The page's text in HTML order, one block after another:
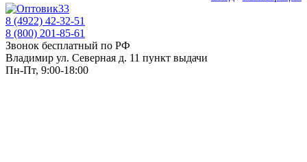
8 (4922) 42-32-51
8 (800) 201-85-61
Звонок бесплатный по РФ
Владимир ул. Северная д. 11 пункт выдачи
Пн-Пт, 9:00-18:00